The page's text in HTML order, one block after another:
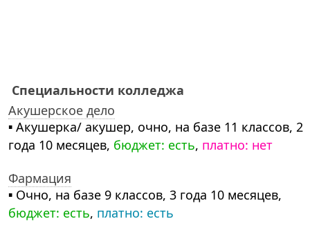
Специальности колледжа
Акушерское дело
▪ Акушерка/ акушер, очно, на базе 11 классов, 2
года 10 месяцев, бюджет: есть, платно: нет
Фармация
▪ Очно, на базе 9 классов, 3 года 10 месяцев,
бюджет: есть, платно: есть